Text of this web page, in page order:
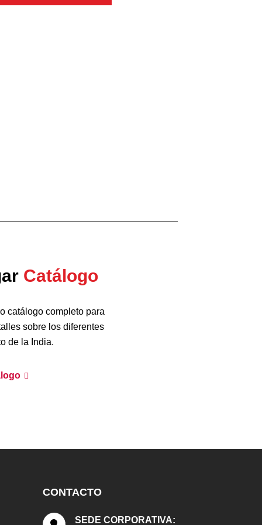
Catálogo
catálogo completo para
sobre los diferentes
de la India.
CONTACTO
SEDE CORPORATIVA: